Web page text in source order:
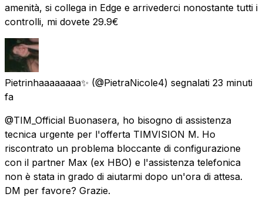
amenità, si collega in Edge e arrivederci nonostante tutti i
controlli, mi dovete 29.9€
Pietrinhaaaaaaaa✨ (@PietraNicole4) segnalati 23 minuti
fa
@TIM_Official Buonasera, ho bisogno di assistenza
tecnica urgente per l'offerta TIMVISION M. Ho
riscontrato un problema bloccante di configurazione
con il partner Max (ex HBO) e l'assistenza telefonica
non è stata in grado di aiutarmi dopo un'ora di attesa.
DM per favore? Grazie.